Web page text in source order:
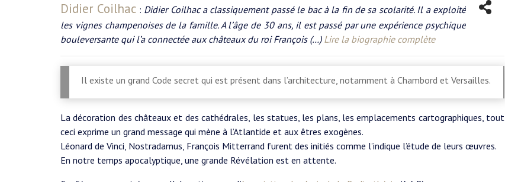
Didier Coilhac : Didier Coilhac a classiquement passé le bac à la fin de sa scolarité. Il a exploité
les vignes champenoises de la famille. A l’âge de 30 ans, il est passé par une expérience psychique
bouleversante qui l’a connectée aux châteaux du roi François (…) Lire la biographie complète
Il existe un grand Code secret qui est présent dans l’architecture, notamment à Chambord et Versailles.
La décoration des châteaux et des cathédrales, les statues, les plans, les emplacements cartographiques, tout
ceci exprime un grand message qui mène à l’Atlantide et aux êtres exogènes.
Léonard de Vinci, Nostradamus, François Mitterrand furent des initiés comme l’indique l’étude de leurs œuvres.
En notre temps apocalyptique, une grande Révélation est en attente.